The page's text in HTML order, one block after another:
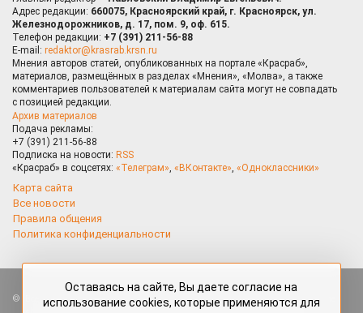
Адрес редакции: 660075, Красноярский край, г. Красноярск, ул.
Железнодорожников, д. 17, пом. 9, оф. 615.
Телефон редакции: +7 (391) 211-56-88
E-mail: redaktor@krasrab.krsn.ru
Мнения авторов статей, опубликованных на портале «Красраб»,
материалов, размещённых в разделах «Мнения», «Молва», а также
комментариев пользователей к материалам сайта могут не совпадать
с позицией редакции.
Архив материалов
Подача рекламы:
+7 (391) 211-56-88
Подписка на новости: RSS
«Красраб» в соцсетях: «Телеграм», «ВКонтакте», «Одноклассники»
Карта сайта
Все новости
Правила общения
Политика конфиденциальности
Все права защищены. Любые материалы, размещённые на портале
Оставаясь на сайте, Вы даете согласие на
использование cookies, которые применяются для